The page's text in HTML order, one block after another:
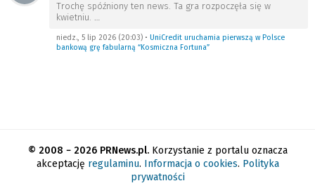
Trochę spóźniony ten news. Ta gra rozpoczęła się w
kwietniu. …
niedz., 5 lip 2026 (20:03) • UniCredit uruchamia pierwszą w Polsce
bankową grę fabularną “Kosmiczna Fortuna”
© 2008 − 2026 PRNews.pl.Korzystanie z portalu oznacza
akceptację regulaminu. Informacja o cookies. Polityka
prywatności